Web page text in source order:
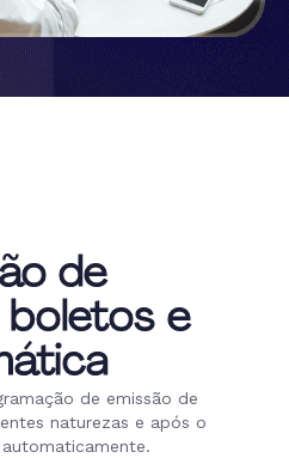
de
boletos e
de emissão de
naturezas e após o